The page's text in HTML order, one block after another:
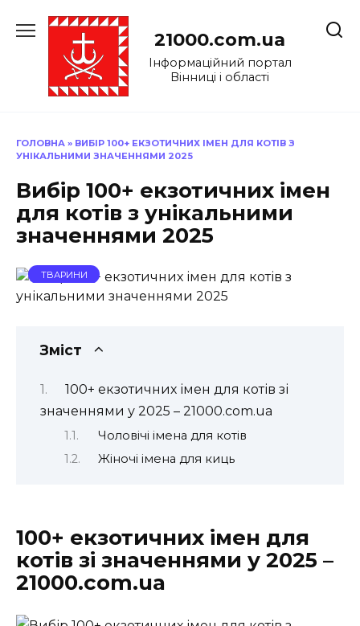
до
21000.com.ua
Інформаційний портал
Вінниці і області
ГОЛОВНА » ВИБІР 100+ ЕКЗОТИЧНИХ ІМЕН ДЛЯ КОТІВ З
УНІКАЛЬНИМИ ЗНАЧЕННЯМИ 2025
Вибір 100+ екзотичних імен
для котів з унікальними
значеннями 2025
ТВАРИНИ
Зміст
100+ екзотичних імен для котів зі
значеннями у 2025 – 21000.com.ua
Чоловічі імена для котів
Жіночі імена для киць
100+ екзотичних імен для
котів зі значеннями у 2025 –
21000.com.ua